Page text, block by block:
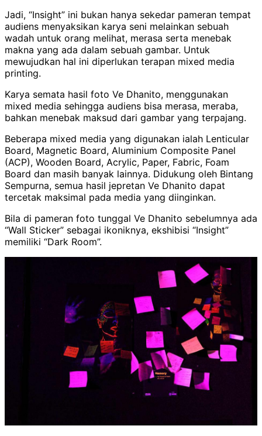
Jadi, “Insight” ini bukan hanya sekedar pameran tempat
audiens menyaksikan karya seni melainkan sebuah
wadah untuk orang melihat, merasa serta menebak
makna yang ada dalam sebuah gambar. Untuk
mewujudkan hal ini diperlukan terapan mixed media
printing.
Karya semata hasil foto Ve Dhanito, menggunakan
mixed media sehingga audiens bisa merasa, meraba,
bahkan menebak maksud dari gambar yang terpajang.
Beberapa mixed media yang digunakan ialah Lenticular
Board, Magnetic Board, Aluminium Composite Panel
(ACP), Wooden Board, Acrylic, Paper, Fabric, Foam
Board dan masih banyak lainnya. Didukung oleh Bintang
Sempurna, semua hasil jepretan Ve Dhanito dapat
tercetak maksimal pada media yang diinginkan.
Bila di pameran foto tunggal Ve Dhanito sebelumnya ada
“Wall Sticker” sebagai ikoniknya, ekshibisi “Insight”
memiliki “Dark Room”.